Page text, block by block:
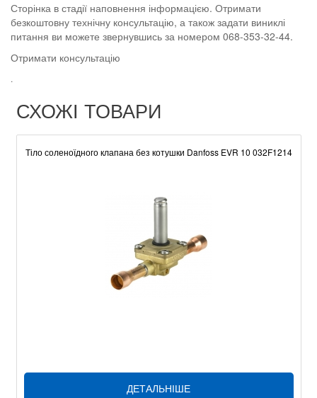
Сторінка в стадії наповнення інформацією. Отримати
безкоштовну технічну консультацію, а також задати виниклі
питання ви можете звернувшись за номером 068-353-32-44.
Отримати консультацію
.
СХОЖІ ТОВАРИ
Тіло соленоїдного клапана без котушки Danfoss EVR 10 032F1214
ДЕТАЛЬНІШЕ